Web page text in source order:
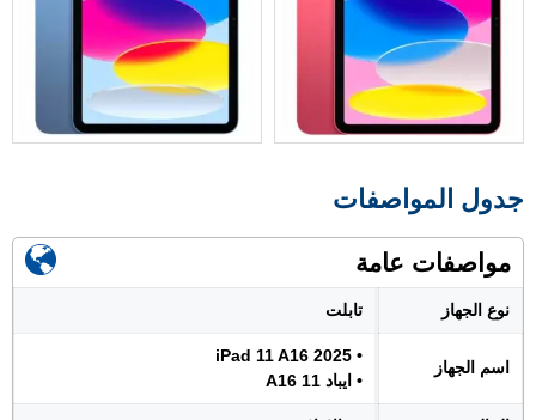
جدول المواصفات
مواصفات عامة
نوع الجهاز تابلت
اسم الجهاز
• iPad 11 A16 2025
• ايباد 11 A16